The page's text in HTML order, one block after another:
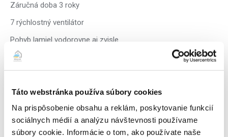
Táto webstránka používa súbory cookies
Na prispôsobenie obsahu a reklám, poskytovanie funkcií
sociálnych médií a analýzu návštevnosti používame
súbory cookie. Informácie o tom, ako používate naše
Záručná doba 3 roky
7 rýchlostný ventilátor
Pohyb lamiel vodorovne aj zvisle
Funckia temperovania – 8 st. Celzia
Kúrenie do – 30 st. Celzia
Turbo režim pre rýchly pocit chladu/tepla
Antikorózna úprava